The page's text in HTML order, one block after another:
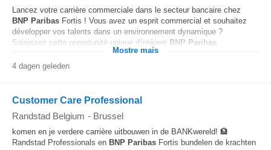
Lancez votre carrière commerciale dans le secteur bancaire chez
BNP Paribas Fortis ! Vous avez un esprit commercial et souhaitez
développer vos talents dans un environnement dynamique ?
Saisissez cette opportunité unique d'intégrer BNP Paribas
Mostre mais
4 dagen geleden
Customer Care Professional
Randstad Belgium - Brussel
komen en je verdere carrière uitbouwen in de BANKwereld! 🏦
Randstad Professionals en BNP Paribas Fortis bundelen de krachten